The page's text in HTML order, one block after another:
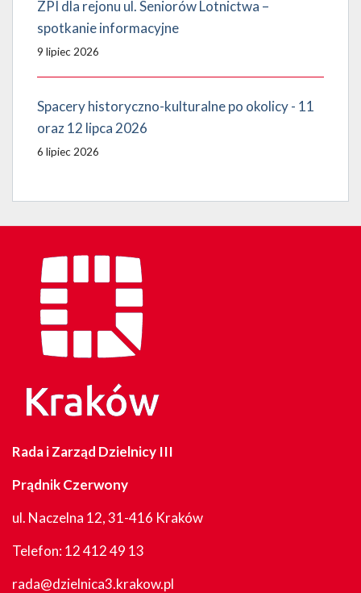
ZPI dla rejonu ul. Seniorów Lotnictwa –
spotkanie informacyjne
9 lipiec 2026
Spacery historyczno-kulturalne po okolicy - 11
oraz 12 lipca 2026
6 lipiec 2026
Rada i Zarząd Dzielnicy III
Prądnik Czerwony
ul. Naczelna 12, 31-416 Kraków
Telefon:12 412 49 13
rada@dzielnica3.krakow.pl